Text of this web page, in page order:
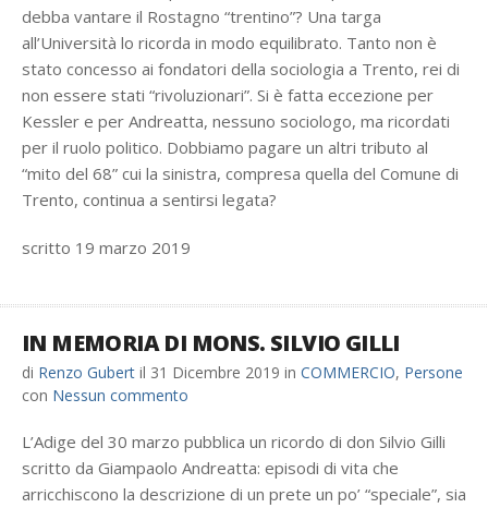
debba vantare il Rostagno “trentino”? Una targa
all’Università lo ricorda in modo equilibrato. Tanto non è
stato concesso ai fondatori della sociologia a Trento, rei di
non essere stati “rivoluzionari”. Si è fatta eccezione per
Kessler e per Andreatta, nessuno sociologo, ma ricordati
per il ruolo politico. Dobbiamo pagare un altri tributo al
“mito del 68” cui la sinistra, compresa quella del Comune di
Trento, continua a sentirsi legata?
scritto 19 marzo 2019
IN MEMORIA DI MONS. SILVIO GILLI
di Renzo Gubert il 31 Dicembre 2019 in COMMERCIO, Persone
con Nessun commento
L’Adige del 30 marzo pubblica un ricordo di don Silvio Gilli
scritto da Giampaolo Andreatta: episodi di vita che
arricchiscono la descrizione di un prete un po’ “speciale”, sia